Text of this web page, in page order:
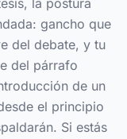
la postura
gancho que
del debate, y tu
del párrafo
de un
el principio
Si estás